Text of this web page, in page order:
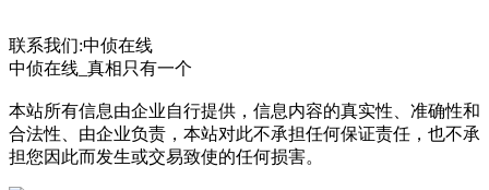
联系我们:中侦在线
中侦在线_真相只有一个
本站所有信息由企业自行提供，信息内容的真实性、准确性和
合法性、由企业负责，本站对此不承担任何保证责任，也不承
担您因此而发生或交易致使的任何损害。